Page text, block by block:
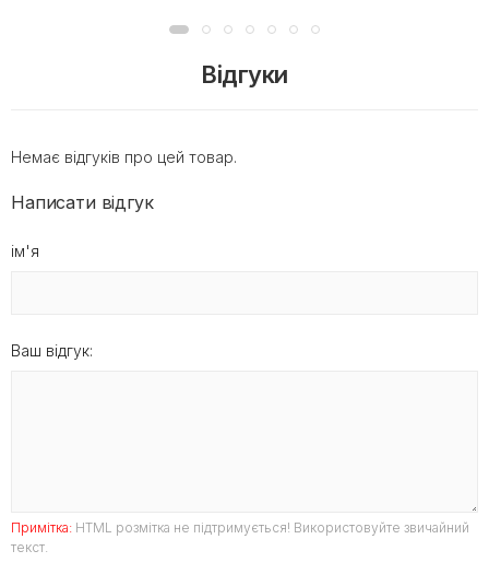
Відгуки
Немає відгуків про цей товар.
Написати відгук
ім'я
Ваш відгук:
Примітка: HTML розмітка не підтримується! Використовуйте звичайний
текст.